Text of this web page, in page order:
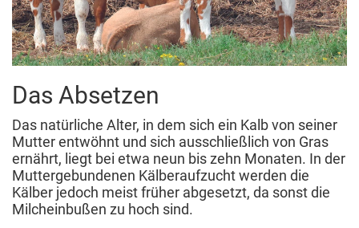
Das Absetzen
Das natürliche Alter, in dem sich ein Kalb von seiner
Mutter entwöhnt und sich ausschließlich von Gras
ernährt, liegt bei etwa neun bis zehn Monaten. In der
Muttergebundenen Kälberaufzucht werden die
Kälber jedoch meist früher abgesetzt, da sonst die
Milcheinbußen zu hoch sind.